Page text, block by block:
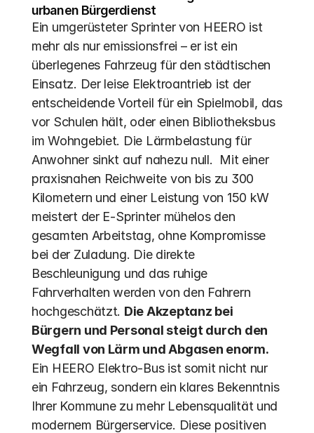
urbanen Bürgerdienst
Ein umgerüsteter Sprinter von HEERO ist
mehr als nur emissionsfrei – er ist ein
überlegenes Fahrzeug für den städtischen
Einsatz. Der leise Elektroantrieb ist der
entscheidende Vorteil für ein Spielmobil, das
vor Schulen hält, oder einen Bibliotheksbus
im Wohngebiet. Die Lärmbelastung für
Anwohner sinkt auf nahezu null.  Mit einer
praxisnahen Reichweite von bis zu 300
Kilometern und einer Leistung von 150 kW
meistert der E-Sprinter mühelos den
gesamten Arbeitstag, ohne Kompromisse
bei der Zuladung. Die direkte
Beschleunigung und das ruhige
Fahrverhalten werden von den Fahrern
hochgeschätzt. Die Akzeptanz bei
Bürgern und Personal steigt durch den
Wegfall von Lärm und Abgasen enorm.
Ein HEERO Elektro-Bus ist somit nicht nur
ein Fahrzeug, sondern ein klares Bekenntnis
Ihrer Kommune zu mehr Lebensqualität und
modernem Bürgerservice. Diese positiven